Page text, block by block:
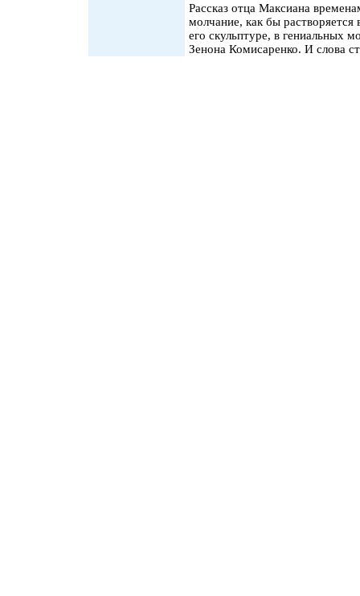
Рассказ отца Максиана
молчание, как бы
его скульптуре, в гениальных
Зенона Комисаренко. И слова